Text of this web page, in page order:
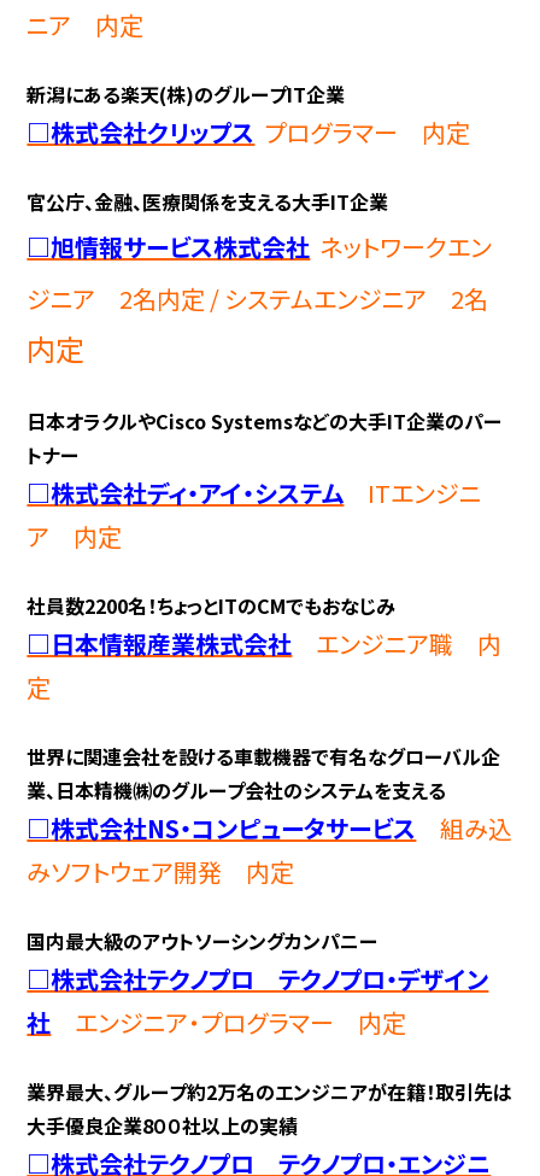
ニア 内定
新潟にある楽天(株)のグループIT企業
□株式会社クリップス プログラマー 内定
官公庁、金融、医療関係を支える大手IT企業
□旭情報サービス株式会社 ネットワークエン
ジニア 2名内定 / システムエンジニア 2名
内定
日本オラクルやCisco Systemsなどの大手IT企業のパー
トナー
□株式会社ディ・アイ・システム ITエンジニ
ア 内定
社員数2200名！ちょっとITのCMでもおなじみ
□日本情報産業株式会社 エンジニア職 内
定
世界に関連会社を設ける車載機器で有名なグローバル企
業、日本精機㈱のグループ会社のシステムを支える
□株式会社NS・コンピュータサービス 組み込
みソフトウェア開発 内定
国内最大級のアウトソーシングカンパニー
□株式会社テクノプロ テクノプロ・デザイン
社 エンジニア・プログラマー 内定
業界最大、グループ約2万名のエンジニアが在籍！取引先は
大手優良企業8００社以上の実績
□株式会社テクノプロ テクノプロ・エンジニ